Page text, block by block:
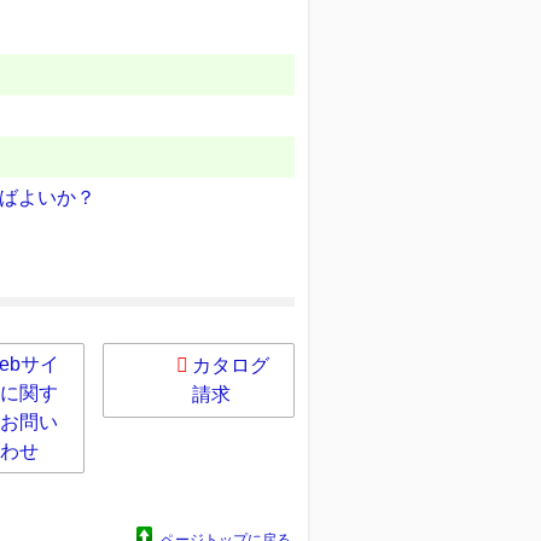
よいか？
サイ
関す
問い
せ
カタログ
請求